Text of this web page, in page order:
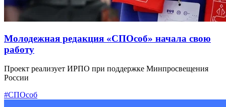
Молодежная редакция «СПОсоб» начала свою
работу
Проект реализует ИРПО при поддержке Минпросвещения
России
#СПОсоб